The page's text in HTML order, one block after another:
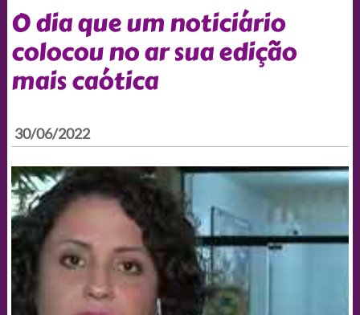
O dia que um noticiário
colocou no ar sua edição
mais caótica
30/06/2022